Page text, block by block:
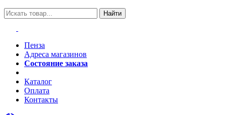
Найти
Пенза
Адреса магазинов
Состояние заказа
Каталог
Оплата
Контакты